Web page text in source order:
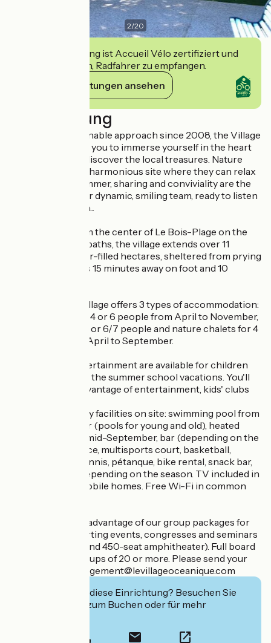
2/20
Diese Einrichtung ist Accueil Vélo zertifiziert und
verpflichtet sich, Radfahrer zu empfangen.
Ihre Verpflichtungen ansehen
Beschreibung
As part of a sustainable approach since 2008, the Village
Océanique invites you to immerse yourself in the heart
of the forest and discover the local treasures. Nature
lovers will enjoy a harmonious site where they can relax
and unwind. In summer, sharing and conviviality are the
watchwords of our dynamic, smiling team, ready to listen
to your every wish...
Situated 4 km from the center of Le Bois-Plage on the
edge of the cycle paths, the village extends over 11
wooded and flower-filled hectares, sheltered from prying
eyes. The beach is 15 minutes away on foot and 10
The 3* vacation village offers 3 types of accommodation:
mobile homes for 4 or 6 people from April to November,
bungalows for 4/5 or 6/7 people and nature chalets for 4
or 6 people from April to September.
Activities and entertainment are available for children
aged 4 to 11 during the summer school vacations. You'll
be able to take advantage of entertainment, kids' clubs
Discover the many facilities on site: swimming pool from
May to September (pools for young and old), heated
from mid-May to mid-September, bar (depending on the
season) and terrace, multisports court, basketball,
volleyball, table tennis, pétanque, bike rental, snack bar,
pizzas and food depending on the season. TV included in
bungalows and mobile homes. Free Wi-Fi in common
You can also take advantage of our group packages for
CSE, seniors, sporting events, congresses and seminars
(meeting rooms and 450-seat amphitheater). Full board
is available for groups of 20 or more. Please send your
requests to hebergement@levillageoceanique.com
Interessiert Sie diese Einrichtung? Besuchen Sie
deren Website zum Buchen oder für mehr